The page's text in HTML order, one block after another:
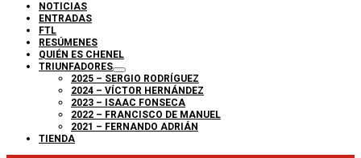
NOTICIAS
ENTRADAS
FTL
RESÚMENES
QUIÉN ES CHENEL
TRIUNFADORES
2025 – SERGIO RODRÍGUEZ
2024 – VÍCTOR HERNÁNDEZ
2023 – ISAAC FONSECA
2022 – FRANCISCO DE MANUEL
2021 – FERNANDO ADRIÁN
TIENDA